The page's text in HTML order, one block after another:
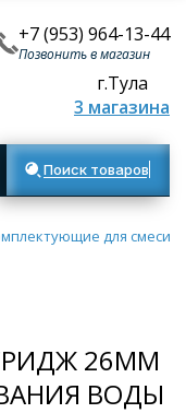
+7 (953) 964-13-44
Позвонить в магазин
г.Тула
3 магазина
Поиск товаров
для
26ММ
ВОДЫ